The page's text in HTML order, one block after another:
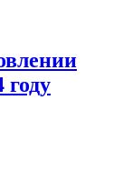
году